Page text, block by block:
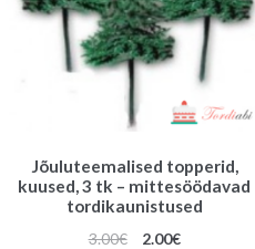
Jõuluteemalised topperid,
kuused, 3 tk – mittesöödavad
tordikaunistused
3.00€
Algne
2.00€Praegune